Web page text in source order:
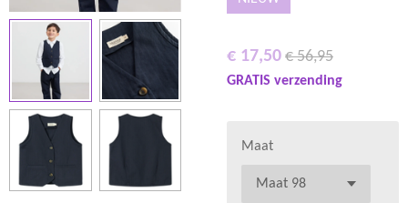
€ 17,50 € 56,95
GRATIS verzending
Maat